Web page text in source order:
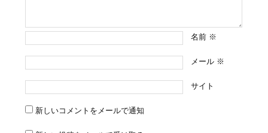
名前 ※
メール ※
サイト
新しいコメントをメールで通知